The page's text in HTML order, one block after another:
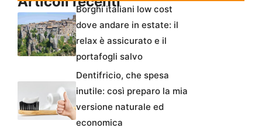
Borghi italiani low cost
dove andare in estate: il
relax è assicurato e il
portafogli salvo
Dentifricio, che spesa
inutile: così preparo la mia
versione naturale ed
economica